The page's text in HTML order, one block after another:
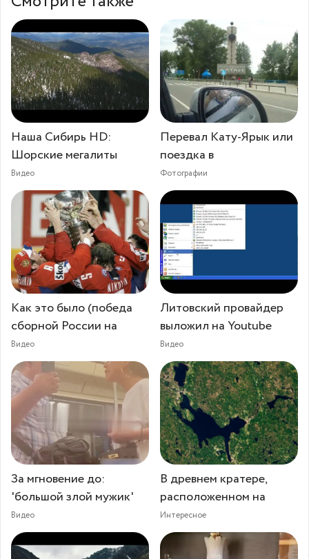
Наша Сибирь HD:
Шорские мегалиты
Видео
Перевал Кату-Ярык или
поездка в
Фотографии
Как это было (победа
сборной России на
Видео
Литовский провайдер
выложил на Youtube
Видео
За мгновение до:
'большой злой мужик'
Видео
В древнем кратере,
расположенном на
Интересное